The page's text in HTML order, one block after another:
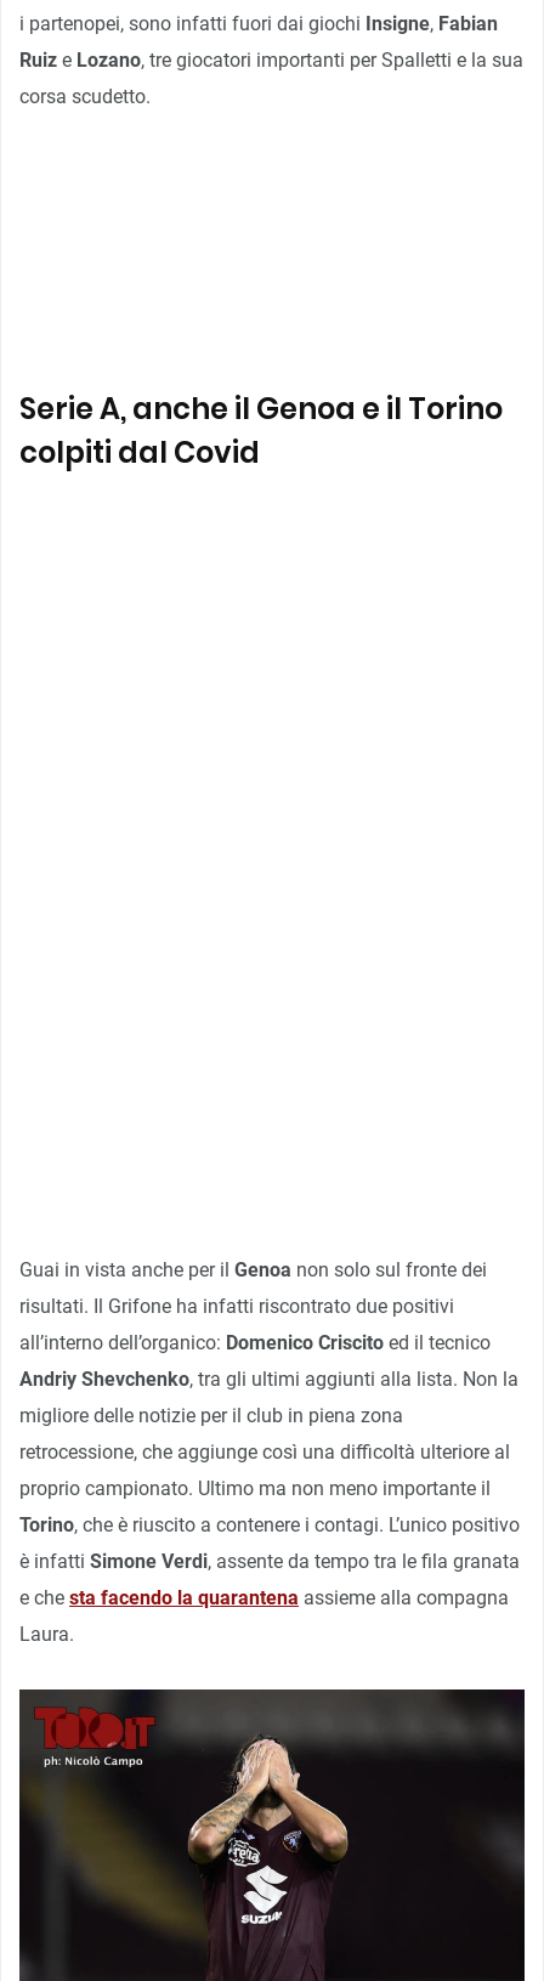
i partenopei, sono infatti fuori dai giochi Insigne, Fabian
Ruiz e Lozano, tre giocatori importanti per Spalletti e la sua
corsa scudetto.
Serie A, anche il Genoa e il Torino
colpiti dal Covid
Guai in vista anche per il Genoa non solo sul fronte dei
risultati. Il Grifone ha infatti riscontrato due positivi
all’interno dell’organico: Domenico Criscito ed il tecnico
Andriy Shevchenko, tra gli ultimi aggiunti alla lista. Non la
migliore delle notizie per il club in piena zona
retrocessione, che aggiunge così una difficoltà ulteriore al
proprio campionato. Ultimo ma non meno importante il
Torino, che è riuscito a contenere i contagi. L’unico positivo
è infatti Simone Verdi, assente da tempo tra le fila granata
e che sta facendo la quarantena assieme alla compagna
Laura.